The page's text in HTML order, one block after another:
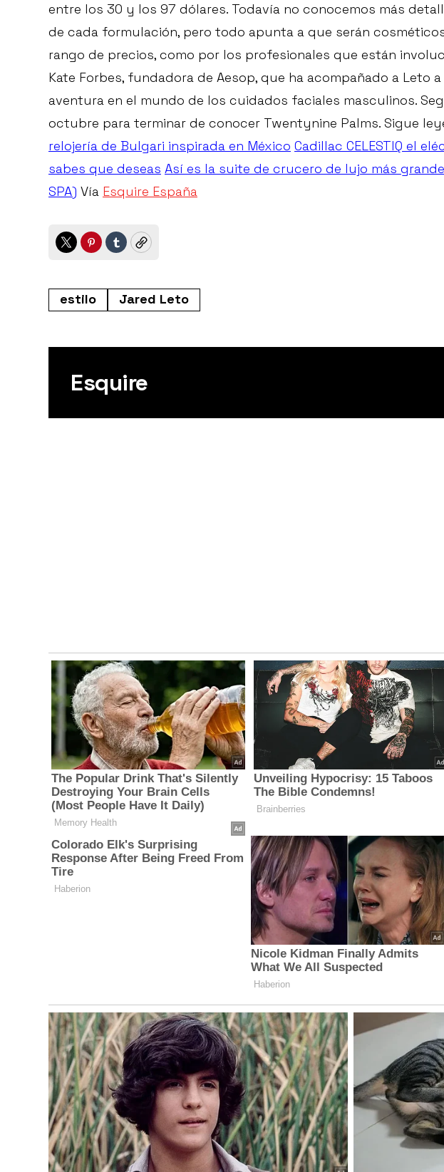
entre los 30 y los 97 dólares. Todavía no conocemos más
de cada formulación, pero todo apunta a que serán
rango de precios, como por los profesionales que están
Kate Forbes, fundadora de Aesop, que ha acompañado a Leto
aventura en el mundo de los cuidados faciales masculinos.
octubre para terminar de conocer Twentynine Palms. Sigue
relojería de Bulgari inspirada en México Cadillac CELESTIQ el
sabes que deseas Así es la suite de crucero de lujo más
SPA) Vía Esquire España
TwitterPinterest
TumblrCopy
estilo Jared Leto
Esquire